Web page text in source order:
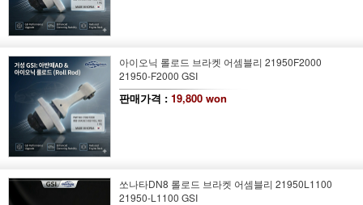
아이오닉 롤로드 브라켓 어셈블리 21950F2000
21950-F2000 GSI
판매가격 : 19,800 won
쏘나타DN8 롤로드 브라켓 어셈블리 21950L1100
21950-L1100 GSI